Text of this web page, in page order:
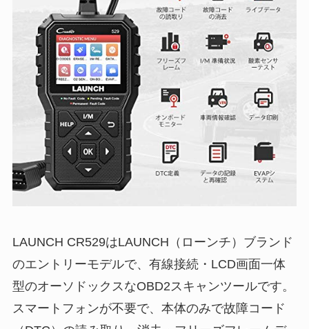
LAUNCH CR529はLAUNCH（ローンチ）ブランド
のエントリーモデルで、有線接続・LCD画面一体
型のオーソドックスなOBD2スキャンツールです。
スマートフォンが不要で、本体のみで故障コード